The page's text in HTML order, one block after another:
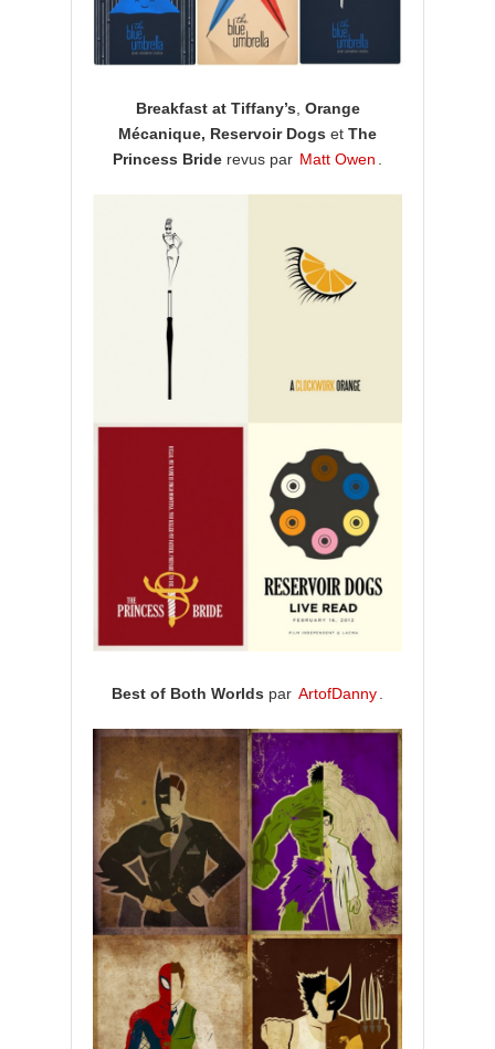
Breakfast at Tiffany’s Orange
Mécanique, Reservoir Dogs et The
Princess Bride revus par Matt Owen
Best of Both Worlds par ArtofDanny